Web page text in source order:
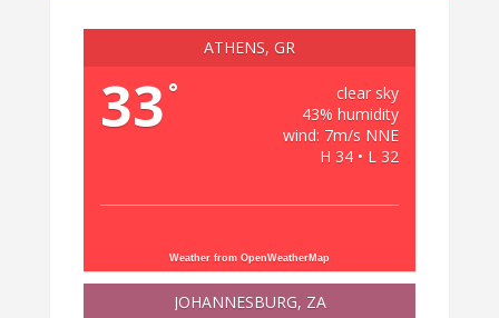
ATHENS, GR
33 °
clear sky
43% humidity
wind: 7m/s NNE
H 34 • L 32
Weather from OpenWeatherMap
JOHANNESBURG, ZA